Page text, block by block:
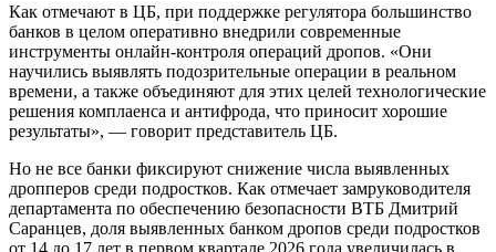
Как отмечают в ЦБ, при поддержке регулятора большинство
банков в целом оперативно внедрили современные
инструменты онлайн-контроля операций дропов. «Они
научились выявлять подозрительные операции в реальном
времени, а также объединяют для этих целей технологические
решения комплаенса и антифрода, что приносит хорошие
результаты», — говорит представитель ЦБ.
Но не все банки фиксируют снижение числа выявленных
дропперов среди подростков. Как отмечает замруководителя
департамента по обеспечению безопасности ВТБ Дмитрий
Саранцев, доля выявленных банком дропов среди подростков
от 14 до 17 лет в первом квартале 2026 года увеличилась в